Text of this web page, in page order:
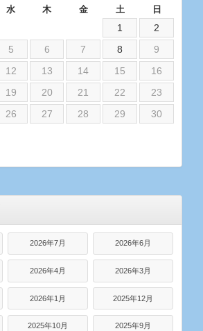
水 木 金 土 日
1
2
5 6 7 8
9
12 13 14 15
16
19 20 21 22
23
26 27 28 29
30
2026年7月 2026年6月
2026年4月 2026年3月
2026年1月 2025年12月
2025年10月 2025年9月